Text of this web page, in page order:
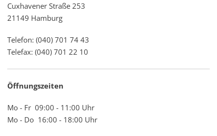
Cuxhavener Straße 253
21149 Hamburg
Telefon: (040) 701 74 43
Telefax: (040) 701 22 10
Öffnungszeiten
Mo - Fr 09:00 - 11:00 Uhr
Mo - Do 16:00 - 18:00 Uhr